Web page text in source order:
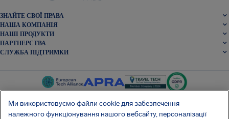
ЗНАЙТЕ СВОЇ ПРАВА
НАША КОМПАНІЯ
НАШІ ПРОДУКТИ
ПАРТНЕРСТВА
СЛУЖБА ПІДТРИМКИ
Ми використовуємо файли cookie для забезпечення
належного функціонування нашого вебсайту, персоналізації